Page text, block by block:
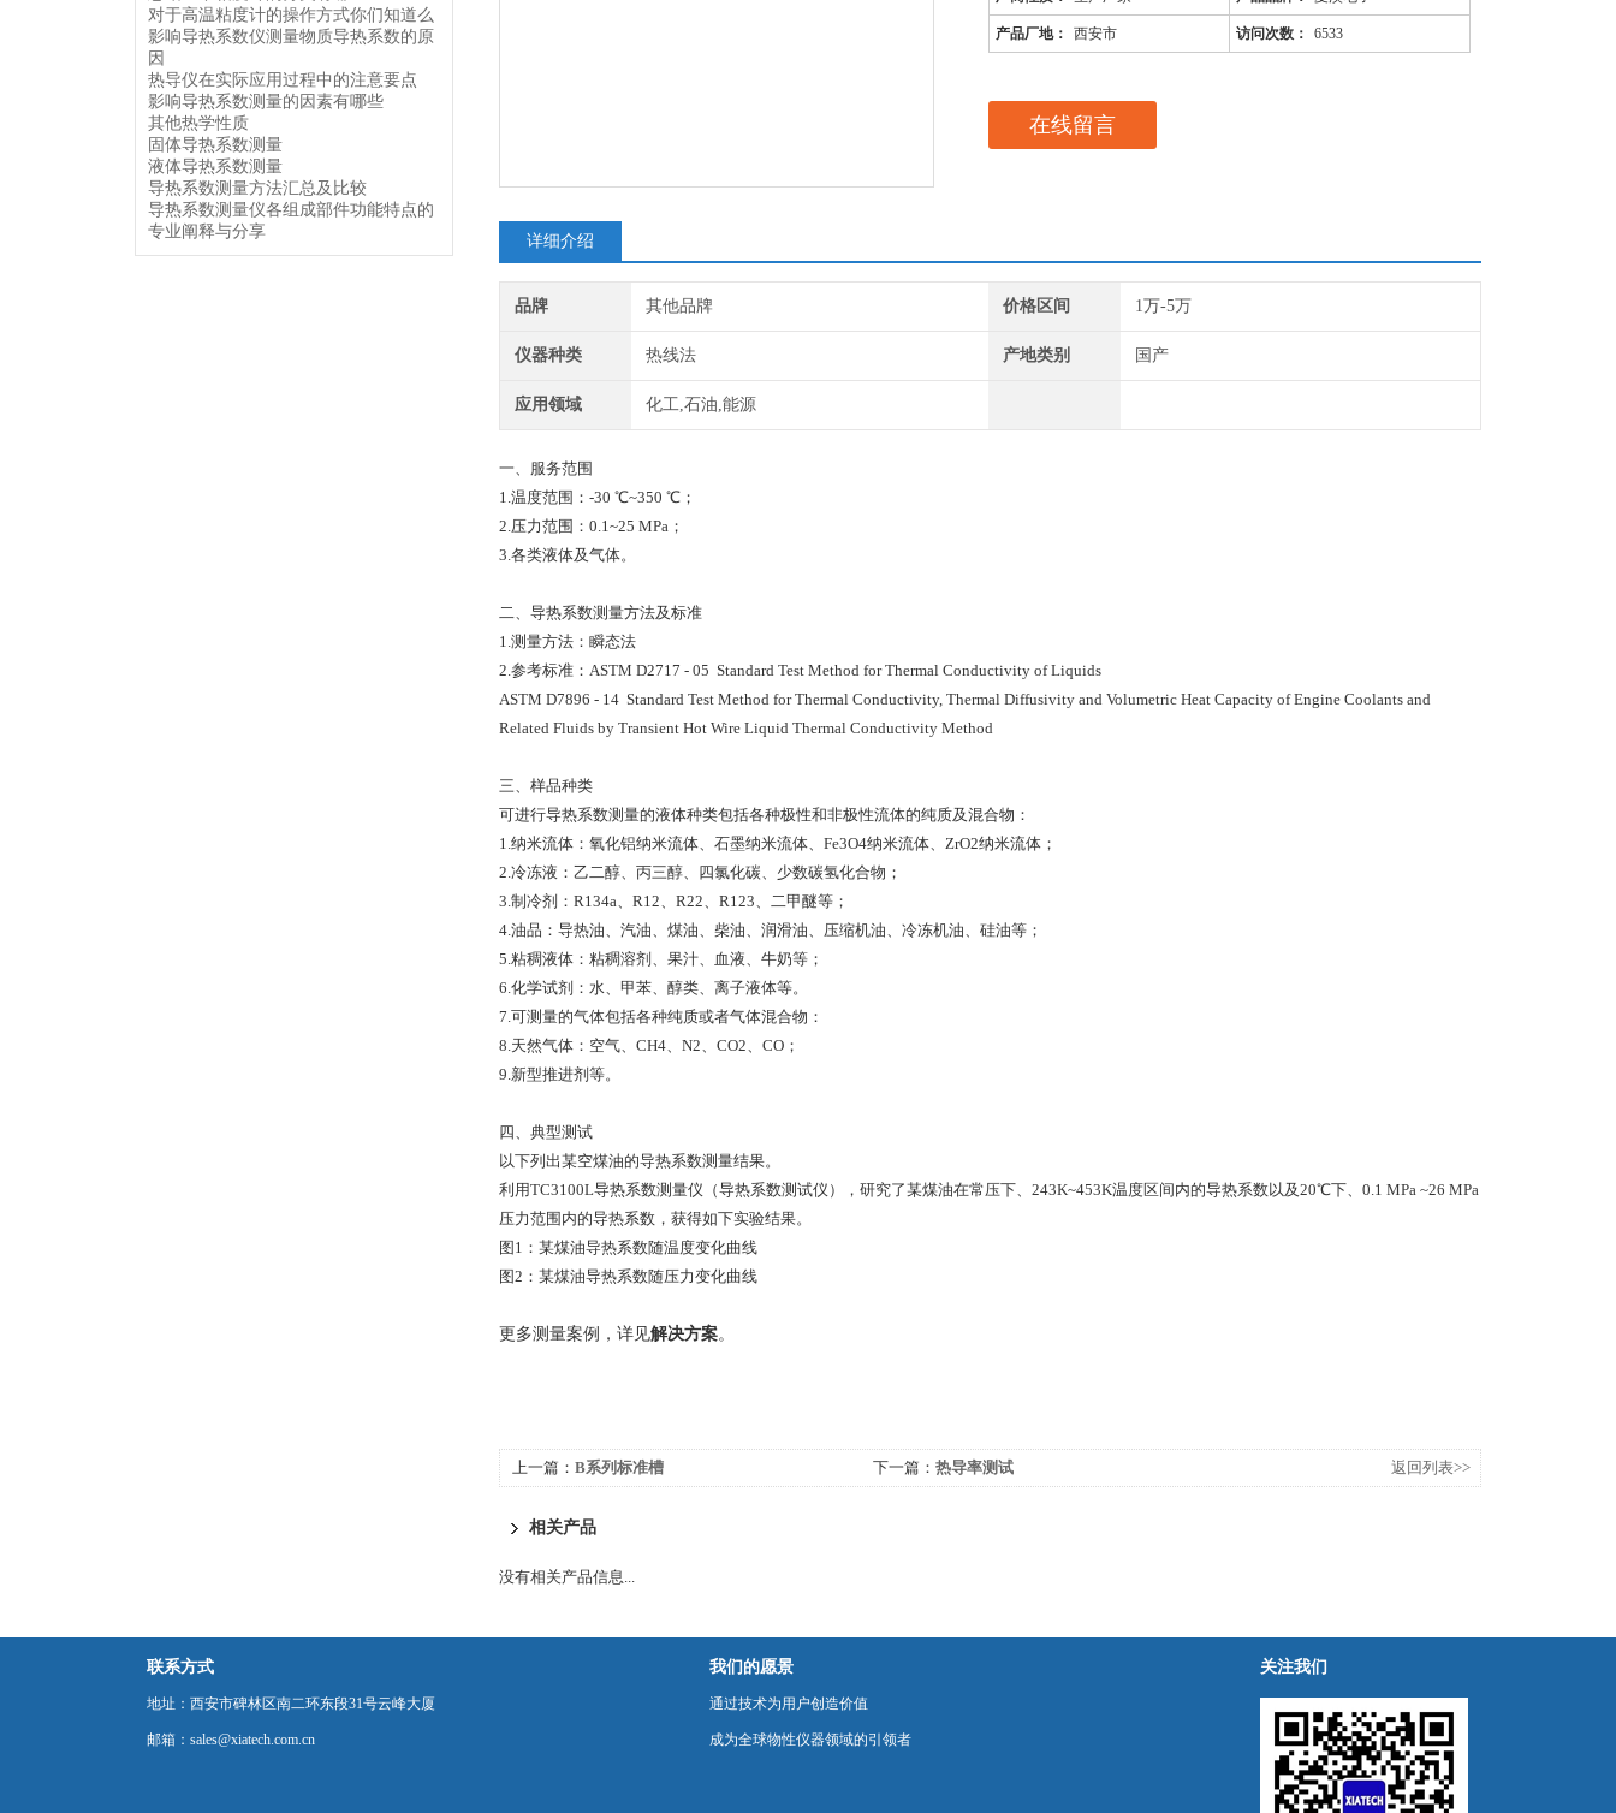
对于高温粘度计的操作方式你们知道么
影响导热系数仪测量物质导热系数的原
因
热导仪在实际应用过程中的注意要点
影响导热系数测量的因素有哪些
其他热学性质
固体导热系数测量
液体导热系数测量
导热系数测量方法汇总及比较
导热系数测量仪各组成部件功能特点的
专业阐释与分享
产品厂地： 西安市 访问次数： 6533
在线留言
详细介绍
品牌 其他品牌 价格区间 1万-5万
仪器种类 热线法 产地类别 国产
应用领域 化工,石油,能源
一、服务范围
1.温度范围：-30 ℃~350 ℃；
2.压力范围：0.1~25 MPa；
3.各类液体及气体。
二、导热系数测量方法及标准
1.测量方法：瞬态法
2.参考标准：ASTM D2717 - 05 Standard Test Method for Thermal Conductivity of Liquids
ASTM D7896 - 14 Standard Test Method for Thermal Conductivity, Thermal Diffusivity and Volumetric Heat Capacity of Engine Coolants and
Related Fluids by Transient Hot Wire Liquid Thermal Conductivity Method
三、样品种类
可进行导热系数测量的液体种类包括各种极性和非极性流体的纯质及混合物：
1.纳米流体：氧化铝纳米流体、石墨纳米流体、Fe3O4纳米流体、ZrO2纳米流体；
2.冷冻液：乙二醇、丙三醇、四氯化碳、少数碳氢化合物；
3.制冷剂：R134a、R12、R22、R123、二甲醚等；
4.油品：导热油、汽油、煤油、柴油、润滑油、压缩机油、冷冻机油、硅油等；
5.粘稠液体：粘稠溶剂、果汁、血液、牛奶等；
6.化学试剂：水、甲苯、醇类、离子液体等。
7.可测量的气体包括各种纯质或者气体混合物：
8.天然气体：空气、CH4、N2、CO2、CO；
9.新型推进剂等。
四、典型测试
以下列出某空煤油的导热系数测量结果。
利用TC3100L导热系数测量仪（导热系数测试仪），研究了某煤油在常压下、243K~453K温度区间内的导热系数以及20℃下、0.1 MPa ~26 MPa
压力范围内的导热系数，获得如下实验结果。
图1：某煤油导热系数随温度变化曲线
图2：某煤油导热系数随压力变化曲线
更多测量案例，详见解决方案。
上一篇： B系列标准槽 下一篇： 热导率测试 返回列表>>
相关产品
没有相关产品信息...
联系方式
地址：西安市碑林区南二环东段31号云峰大厦
邮箱：sales@xiatech.com.cn
我们的愿景
通过技术为用户创造价值
成为全球物性仪器领域的引领者
关注我们